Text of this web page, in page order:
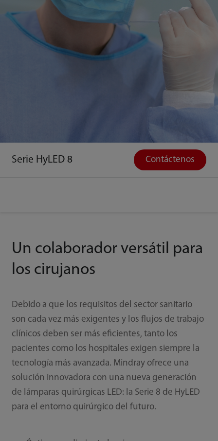
Serie HyLED 8 Contáctenos
Un colaborador versátil para
los cirujanos
Debido a que los requisitos del sector sanitario
son cada vez más exigentes y los flujos de trabajo
clínicos deben ser más eficientes, tanto los
pacientes como los hospitales exigen siempre la
tecnología más avanzada. Mindray ofrece una
solución innovadora con una nueva generación
de lámparas quirúrgicas LED: la Serie 8 de HyLED
para el entorno quirúrgico del futuro.